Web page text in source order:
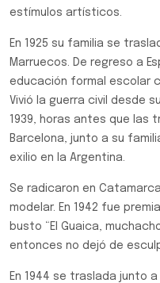
estímulos artísticos.
En 1925 su familia se
Marruecos. De regreso a
educación formal escolar
Vivió la guerra civil desde
1939, horas antes que
Barcelona, junto a su
exilio en la Argentina.
Se radicaron en
modelar. En 1942 fue
busto “El Guaica,
entonces no dejó de
En 1944 se traslada junto